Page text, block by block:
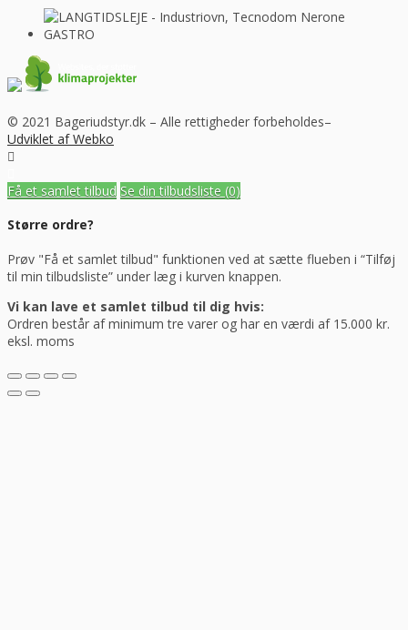
© 2021 Bageriudstyr.dk – Alle rettigheder forbeholdes–
Udviklet af Webko
Få et samlet tilbud Se din tilbudsliste (0)
Større ordre?
Prøv "Få et samlet tilbud" funktionen ved at sætte flueben i “Tilføj
til min tilbudsliste” under læg i kurven knappen.
Vi kan lave et samlet tilbud til dig hvis:
Ordren består af minimum tre varer og har en værdi af 15.000 kr.
eksl. moms